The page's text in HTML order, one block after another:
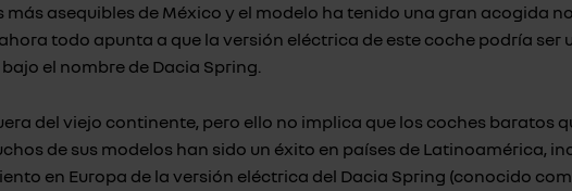
más asequibles de México y el modelo ha tenido una gran acogida
todo apunta a que la versión eléctrica de este coche podría ser
el nombre de Dacia Spring.
del viejo continente, pero ello no implica que los coches baratos
de sus modelos han sido un éxito en países de Latinoamérica,
en Europa de la versión eléctrica del Dacia Spring (conocido